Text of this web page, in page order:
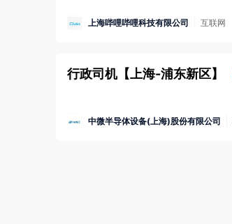
上海哔哩哔哩科技有限公司 互联网
行政司机 【 上海-浦东新区】
中微半导体设备(上海)股份有限公司